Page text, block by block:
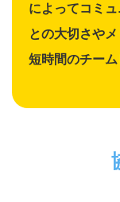
によってコミ
との大切さや
短時間のチーム